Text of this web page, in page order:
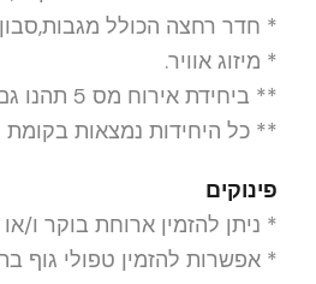
* חדר רחצה הכולל
* מיזוג אוויר.
** ביחידת אירוח מס 5 תהנו גם מג'קוזי גדול ומפנק.
** כל היחידות נמצאות בקומת
פינוקים
* ניתן להזמין ארוחת בוקר ו/
* אפשרות להזמין טפולי גוף